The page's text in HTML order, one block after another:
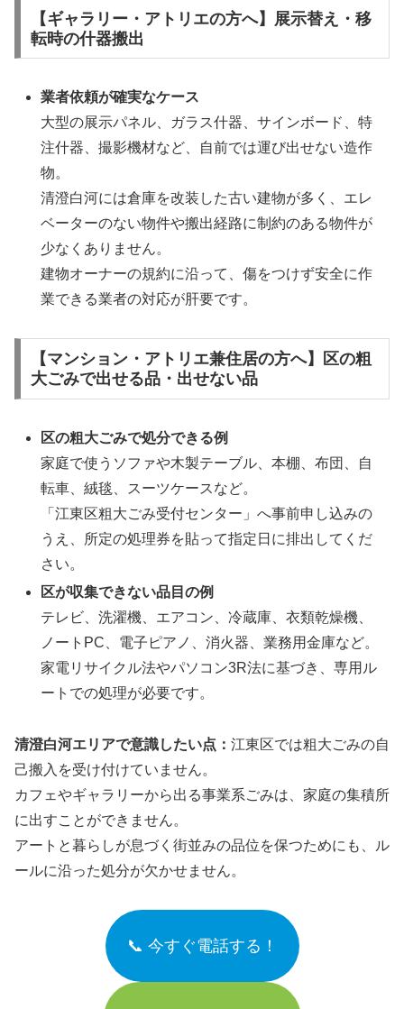
【ギャラリー・アトリエの方へ】展示替え・移
転時の什器搬出
業者依頼が確実なケース
大型の展示パネル、ガラス什器、サインボード、特
注什器、撮影機材など、自前では運び出せない造作
物。
清澄白河には倉庫を改装した古い建物が多く、エレ
ベーターのない物件や搬出経路に制約のある物件が
少なくありません。
建物オーナーの規約に沿って、傷をつけず安全に作
業できる業者の対応が肝要です。
【マンション・アトリエ兼住居の方へ】区の粗
大ごみで出せる品・出せない品
区の粗大ごみで処分できる例
家庭で使うソファや木製テーブル、本棚、布団、自
転車、絨毯、スーツケースなど。
「江東区粗大ごみ受付センター」へ事前申し込みの
うえ、所定の処理券を貼って指定日に排出してくだ
さい。
区が収集できない品目の例
テレビ、洗濯機、エアコン、冷蔵庫、衣類乾燥機、
ノートPC、電子ピアノ、消火器、業務用金庫など。
家電リサイクル法やパソコン3R法に基づき、専用ル
ートでの処理が必要です。
清澄白河エリアで意識したい点： 江東区では粗大ごみの自
己搬入を受け付けていません。
カフェやギャラリーから出る事業系ごみは、家庭の集積所
に出すことができません。
アートと暮らしが息づく街並みの品位を保つためにも、ル
ールに沿った処分が欠かせません。
📞 今すぐ電話する！